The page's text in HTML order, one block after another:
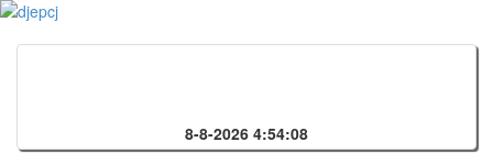
8-8-2026 4:54:08